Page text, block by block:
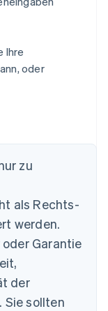
Ihre
oder
zu
als Rechts-
werden.
Garantie
der
Sie sollten